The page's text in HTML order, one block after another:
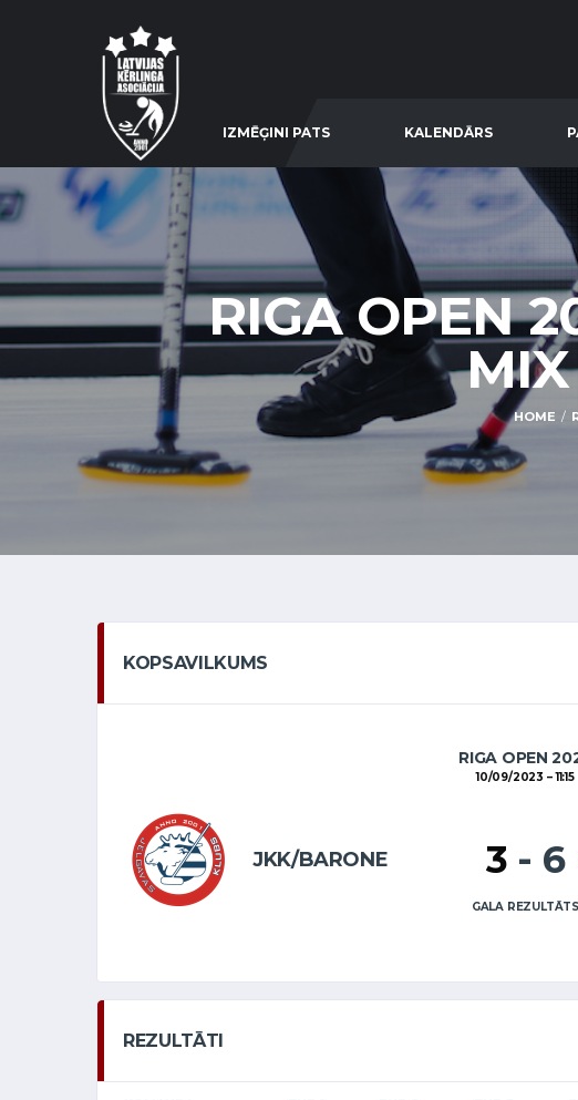
IZMĒĢINI PATS KALENDĀRS
RIGA OPEN
MIX
HOME
KOPSAVILKUMS
RIGA OPEN
10/09/2023 11:15
JKK/BARONE 3 - 6
GALA REZULTĀTS
REZULTĀTI